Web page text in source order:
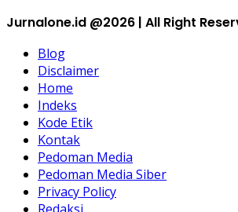
Jurnalone.id @2026 | All Right
Blog
Disclaimer
Home
Indeks
Kode Etik
Kontak
Pedoman Media
Pedoman Media Siber
Privacy Policy